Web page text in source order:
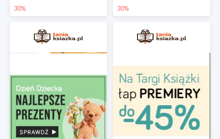
30% 30%